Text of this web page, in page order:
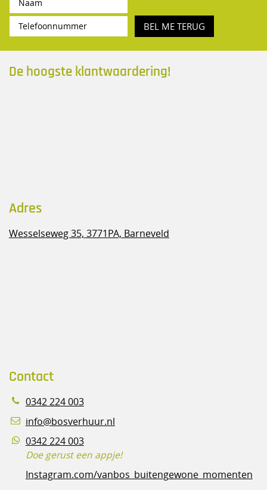
BEL ME TERUG
De hoogste klantwaardering!
Adres
Wesselseweg 35, 3771PA, Barneveld
Contact
0342 224 003
info@bosverhuur.nl
0342 224 003
Doe gerust een appje!
Instagram.com/vanbos_buitengewone_momenten